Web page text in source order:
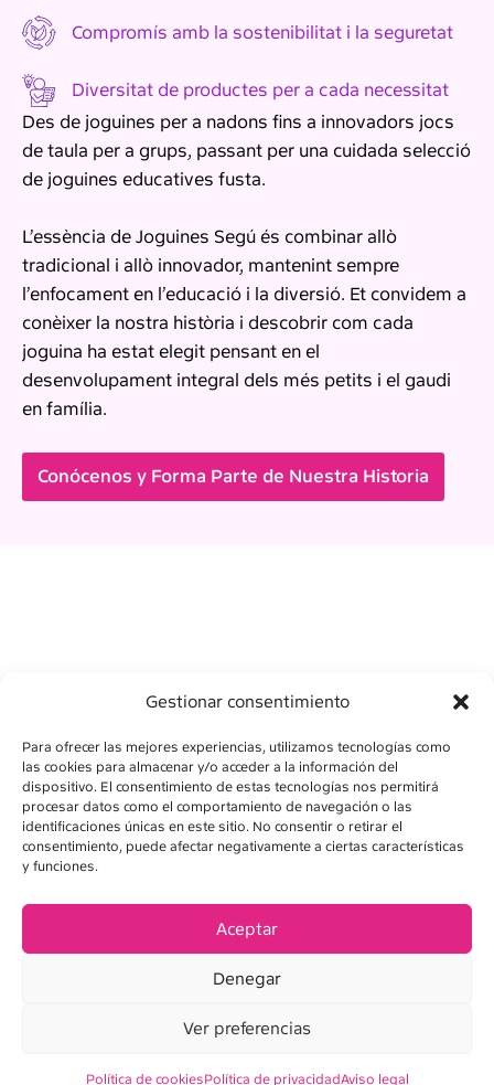
Gestionar consentimiento
Para ofrecer las mejores experiencias, utilizamos tecnologías como
las cookies para almacenar y/o acceder a la información del
dispositivo. El consentimiento de estas tecnologías nos permitirá
procesar datos como el comportamiento de navegación o las
identificaciones únicas en este sitio. No consentir o retirar el
consentimiento, puede afectar negativamente a ciertas características
y funciones.
Aceptar
Denegar
Ver preferencias
Política de cookiesPolítica de privacidadAviso legal
Compromís amb la sostenibilitat i la seguretat
Diversitat de productes per a cada necessitat
Des de joguines per a nadons fins a innovadors jocs
de taula per a grups, passant per una cuidada selecció
de joguines educatives fusta.
L’essència de Joguines Segú és combinar allò
tradicional i allò innovador, mantenint sempre
l’enfocament en l’educació i la diversió. Et convidem a
conèixer la nostra història i descobrir com cada
joguina ha estat elegit pensant en el
desenvolupament integral dels més petits i el gaudi
en família.
Conócenos y Forma Parte de Nuestra Historia
AVÍS LEGAL
POLÍTICA DE PRIVADESA
CONDICIONS DE VENDA